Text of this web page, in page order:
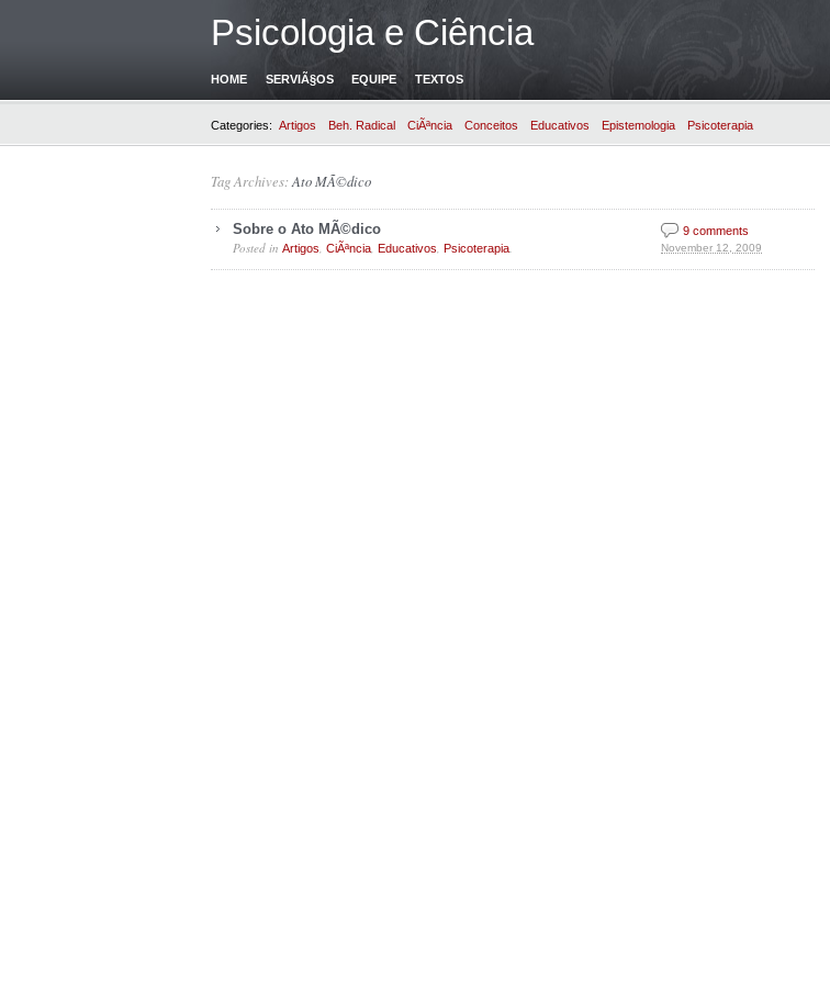
Psicologia e Ciência
HOME SERVIÃ§OS EQUIPE TEXTOS
Categories: Artigos Beh. Radical CiÃªncia Conceitos Educativos Epistemologia Psicoterapia
Tag Archives: Ato MÃ©dico
Sobre o Ato MÃ©dico
November 12, 2009
Posted in Artigos CiÃªncia Educativos Psicoterapia
9 comments